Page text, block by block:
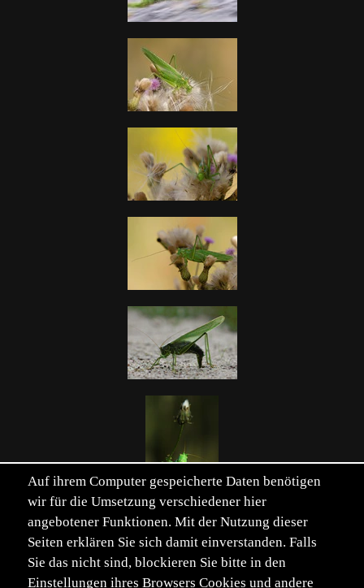
Auf ihrem Computer gespeicherte Daten benötigen
wir für die Umsetzung verschiedener hier
angebotener Funktionen. Mit der Nutzung dieser
Seiten erklären Sie sich damit einverstanden. Falls
Sie das nicht sind, blockieren Sie bitte in den
Einstellungen ihres Browsers Cookies und andere